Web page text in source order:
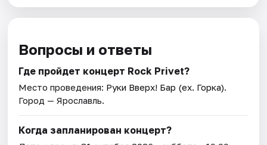
Вопросы и ответы
Где пройдет концерт Rock Privet?
Место проведения: Руки Вверх! Бар (ex. Горка).
Город — Ярославль.
Когда запланирован концерт?